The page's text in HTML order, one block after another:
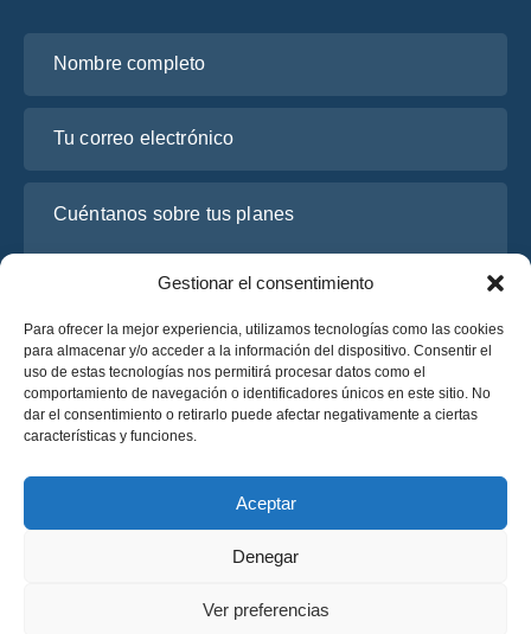
Gestionar el consentimiento
Para ofrecer la mejor experiencia, utilizamos tecnologías como las cookies
para almacenar y/o acceder a la información del dispositivo. Consentir el
uso de estas tecnologías nos permitirá procesar datos como el
comportamiento de navegación o identificadores únicos en este sitio. No
dar el consentimiento o retirarlo puede afectar negativamente a ciertas
características y funciones.
Aceptar
Denegar
Ver preferencias
He leído y acepto la
Solicite un presupuesto
Solicite un presupuesto